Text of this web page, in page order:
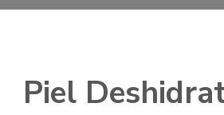
Piel